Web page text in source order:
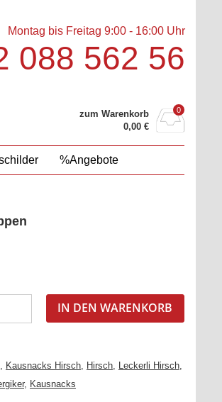
Montag bis Freitag 9:00 - 16:00 Uhr
088 562 56‬
zum Warenkorb
0,00€
0
%Angebote
IN DEN WARENKORB
, Kausnacks Hirsch, Hirsch, Leckerli Hirsch,
, Kausnacks